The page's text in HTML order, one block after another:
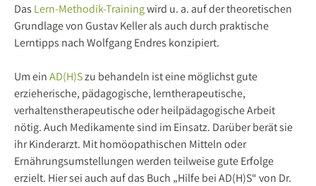
Das Lern-Methodik-Trainingwird u. a. auf der theoretischen
Grundlage von Gustav Keller als auch durch praktische
Lerntipps nach Wolfgang Endres konzipiert.
Um einAD(H)Szu behandeln ist eine möglichst gute
erzieherische, pädagogische, lerntherapeutische,
verhaltenstherapeutische oder heilpädagogische Arbeit
nötig. Auch Medikamente sind im Einsatz. Darüber berät sie
ihr Kinderarzt. Mit homöopathischen Mitteln oder
Ernährungsumstellungen werden teilweise gute Erfolge
erzielt. Hier sei auch auf das Buch „Hilfe bei AD(H)S“ von Dr.